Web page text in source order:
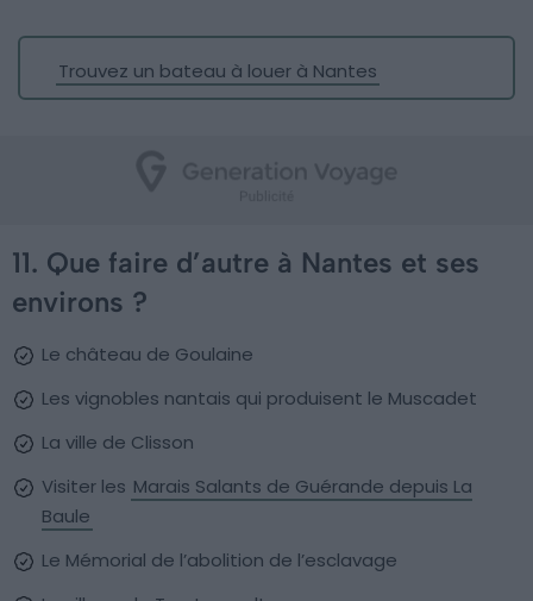
Trouvez un bateau à louer à Nantes
11. Que faire d’autre à Nantes et ses
environs ?
Le château de Goulaine
Les vignobles nantais qui produisent le Muscadet
La ville de Clisson
Visiter les Marais Salants de Guérande depuis La
Baule
Le Mémorial de l’abolition de l’esclavage